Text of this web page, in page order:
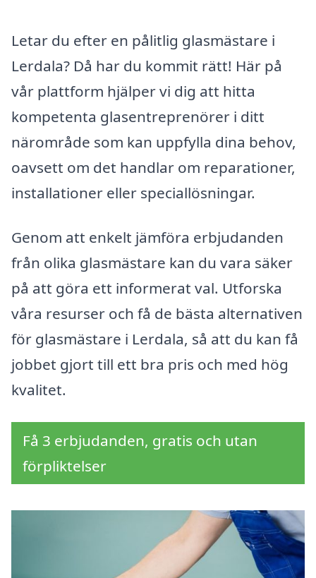
Letar du efter en pålitlig glasmästare i
Lerdala? Då har du kommit rätt! Här på
vår plattform hjälper vi dig att hitta
kompetenta glasentreprenörer i ditt
närområde som kan uppfylla dina behov,
oavsett om det handlar om reparationer,
installationer eller speciallösningar.
Genom att enkelt jämföra erbjudanden
från olika glasmästare kan du vara säker
på att göra ett informerat val. Utforska
våra resurser och få de bästa alternativen
för glasmästare i Lerdala, så att du kan få
jobbet gjort till ett bra pris och med hög
kvalitet.
Få 3 erbjudanden, gratis och utan
förpliktelser